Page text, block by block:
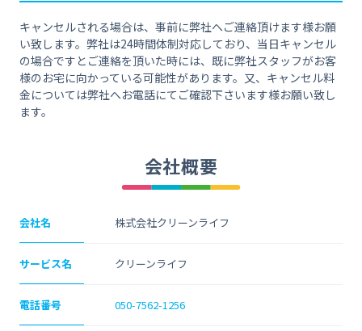
キャンセルされる場合は、事前に弊社へご連絡頂けます様お願
い致します。弊社は24時間体制対応しており、当日キャンセル
の場合ですとご連絡を頂いた時には、既に弊社スタッフがお客
様のお宅に向かっている可能性があります。又、キャンセル料
金については弊社へお電話にてご確認下さいます様お願い致し
ます。
会社概要
会社名 株式会社クリーンライフ
サービス名 クリーンライフ
電話番号 050-7562-1256